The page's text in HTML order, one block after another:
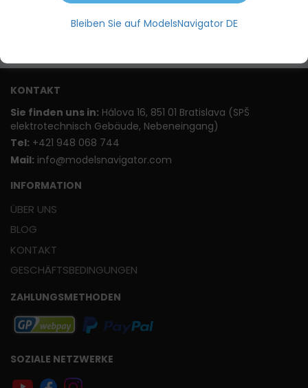
KONTAKT
Sie finden uns in: Hálova 16, 851 01 Bratislava (SPŠ
elektrotechnisch Gebäude, Nebeneingang)
Tel: +421 948 068 744
Mail: info@modelsnavigator.com
INFORMATION
ÜBER UNS
BLOG
KONTAKT
GESCHÄFTSBEDINGUNGEN
ZAHLUNGSMETHODEN
SOZIALE NETZWERKE
Bleiben Sie auf ModelsNavigator DE